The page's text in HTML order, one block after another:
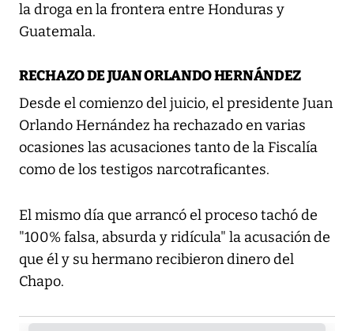
la droga en la frontera entre Honduras y
Guatemala.
RECHAZO DE JUAN ORLANDO HERNÁNDEZ
Desde el comienzo del juicio, el presidente Juan
Orlando Hernández ha rechazado en varias
ocasiones las acusaciones tanto de la Fiscalía
como de los testigos narcotraficantes.
El mismo día que arrancó el proceso tachó de
"100% falsa, absurda y ridícula" la acusación de
que él y su hermano recibieron dinero del
Chapo.